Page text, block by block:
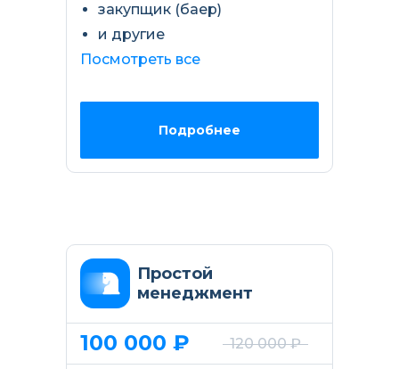
закупщик (баер)
и другие
Посмотреть все
Подробнее
Простой
менеджмент
120 000 ₽
100 000 ₽